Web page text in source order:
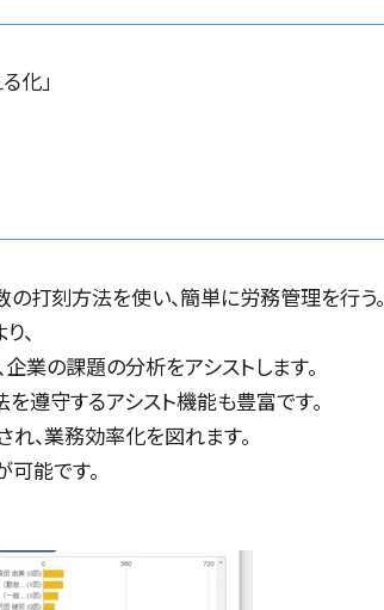
化」
打刻方法を使い、簡単に労務管理を行う。
、
業の課題の分析をアシストします。
遵守するアシスト機能も豊富です。
、業務効率化を図れます。
能です。